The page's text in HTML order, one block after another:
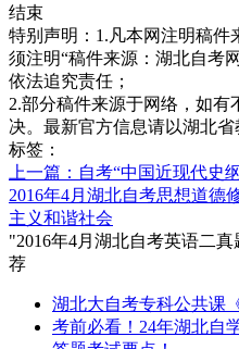
结束
特别声明：1.凡本网注明稿件
须注明“稿件来源：湖北自考
依法追究责任；
2.部分稿件来源于网络，如
决。最新官方信息请以湖北
标签：
上一篇：自考“中国近现代史
2016年4月湖北自考思想道德
主义和谐社会
"2016年4月湖北自考英语二
荐
湖北大自考专科公共课
考前必看！24年湖北自